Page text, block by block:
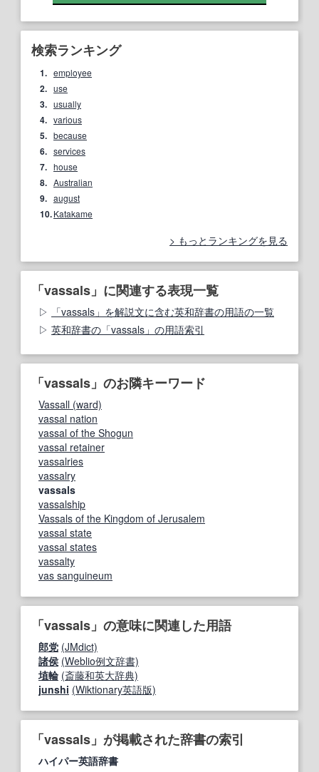
検索ランキング
1. employee
2. use
3. usually
4. various
5. because
6. services
7. house
8. Australian
9. august
10.Katakame
もっとランキングを見る
「vassals」に関連する表現一覧
「vassals」を解説文に含む英和辞書の用語の一覧
英和辞書の「vassals」の用語索引
「vassals」のお隣キーワード
Vassall (ward)
vassal nation
vassal of the Shogun
vassal retainer
vassalries
vassalry
vassals
vassalship
Vassals of the Kingdom of Jerusalem
vassal state
vassal states
vassalty
vas sanguineum
「vassals」の意味に関連した用語
郎党 (JMdict)
諸侯 (Weblio例文辞書)
埴輪 (斎藤和英大辞典)
junshi (Wiktionary英語版)
「vassals」が掲載された辞書の索引
ハイパー英語辞書